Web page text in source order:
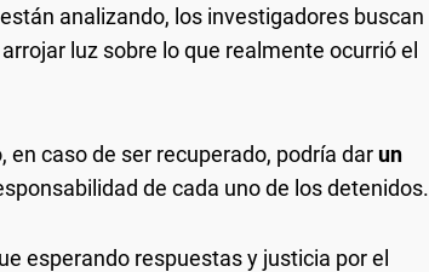
analizando, los investigadores buscan
luz sobre lo que realmente ocurrió el
caso de ser recuperado, podría dar un
de cada uno de los detenidos.
esperando respuestas y justicia por el